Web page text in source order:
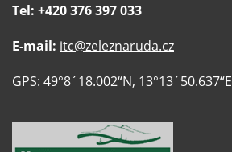
Tel: +420 376 397 033
E-mail: itc@zeleznaruda.cz
GPS: 49°8´18.002“N, 13°13´50.637“E